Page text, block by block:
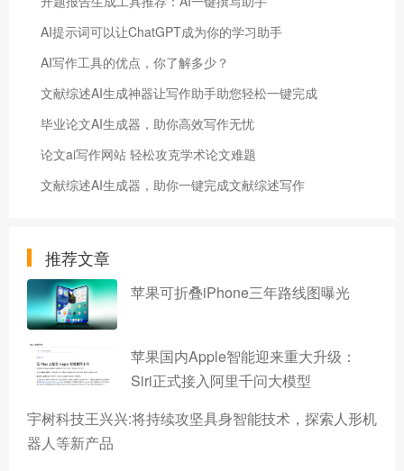
AI提示词可以让ChatGPT成为你的学习助手
AI写作工具的优点，你了解多少？
文献综述AI生成神器让写作助手助您轻松一键完成
毕业论文AI生成器，助你高效写作无忧
论文ai写作网站 轻松攻克学术论文难题
文献综述AI生成器，助你一键完成文献综述写作
推荐文章
苹果可折叠iPhone三年路线图曝光
苹果国内Apple智能迎来重大升级：
Siri正式接入阿里千问大模型
宇树科技王兴兴:将持续攻坚具身智能技术，探索人形机
器人等新产品